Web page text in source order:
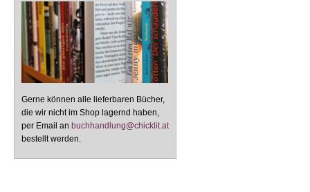
Gerne können alle lieferbaren Bücher,
die wir nicht im Shop lagernd haben,
per Email an buchhandlung@chicklit.at
bestellt werden.